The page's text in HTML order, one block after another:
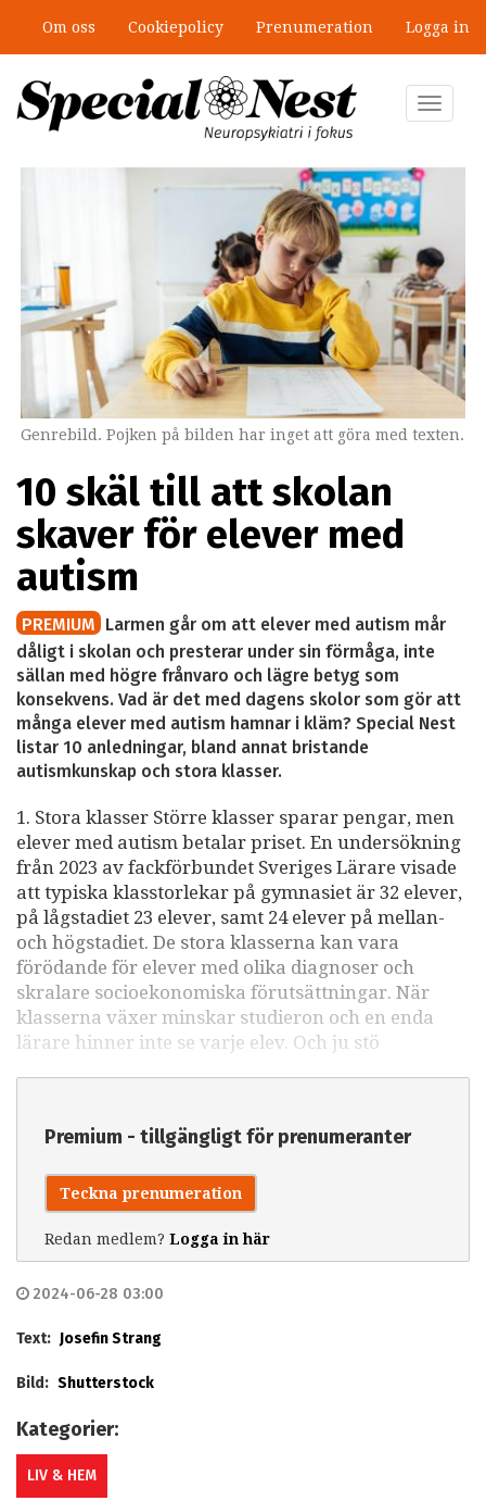
huvudinnehåll
Om oss Cookiepolicy Prenumeration Logga in
Toggle
Genrebild. Pojken på bilden har inget att göra med texten.
10 skäl till att skolan
skaver för elever med
autism
PREMIUM Larmen går om att elever med autism mår
dåligt i skolan och presterar under sin förmåga, inte
sällan med högre frånvaro och lägre betyg som
konsekvens. Vad är det med dagens skolor som gör att
många elever med autism hamnar i kläm? Special Nest
listar 10 anledningar, bland annat bristande
autismkunskap och stora klasser.
1. Stora klasser Större klasser sparar pengar, men
elever med autism betalar priset. En undersökning
från 2023 av fackförbundet Sveriges Lärare visade
att typiska klasstorlekar på gymnasiet är 32 elever,
på lågstadiet 23 elever, samt 24 elever på mellan-
och högstadiet. De stora klasserna kan vara
förödande för elever med olika diagnoser och
skralare socioekonomiska förutsättningar. När
klasserna växer minskar studieron och en enda
lärare hinner inte se varje elev. Och ju stö
Premium - tillgängligt för prenumeranter
Teckna prenumeration
Redan medlem? Logga in här
2024-06-28 03:00
Text: Josefin Strang
Bild: Shutterstock
Kategorier:
LIV & HEM
Mobbning vid autism och adhd: 4